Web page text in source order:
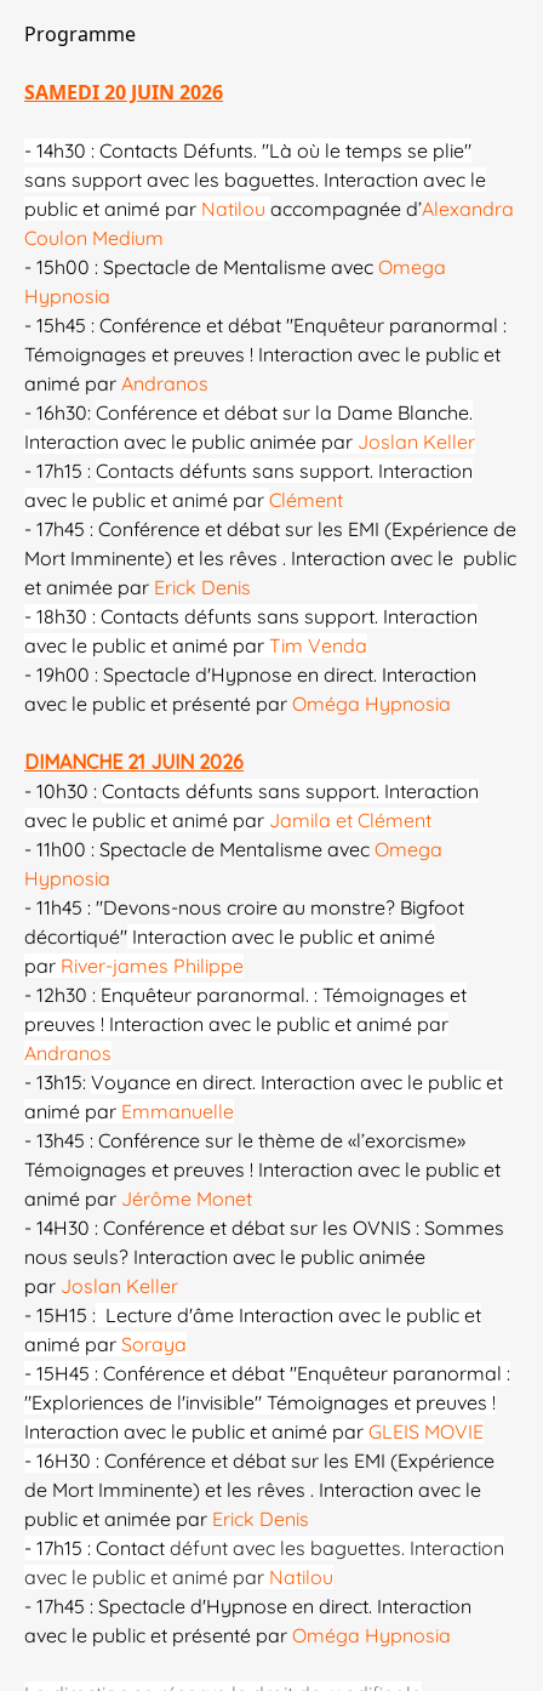
Programme
SAMEDI 20 JUIN 2026
- 14h30 : Contacts Défunts. "Là où le temps se plie"
sans support avec les baguettes. Interaction avec le
public et animé par Natilou accompagnée d’Alexandra
Coulon Medium
- 15h00 : Spectacle de Mentalisme avec Omega
Hypnosia
- 15h45 : Conférence et débat "Enquêteur paranormal :
Témoignages et preuves ! Interaction avec le public et
animé par Andranos
- 16h30: Conférence et débat sur la Dame Blanche.
Interaction avec le public animée par Joslan Keller
- 17h15 : Contacts défunts sans support. Interaction
avec le public et animé par Clément
- 17h45 : Conférence et débat sur les EMI (Expérience de
Mort Imminente) et les rêves . Interaction avec le public
et animée par Erick Denis
- 18h30 : Contacts défunts sans support. Interaction
avec le public et animé par Tim Venda
- 19h00 : Spectacle d'Hypnose en direct. Interaction
avec le public et présenté par Oméga Hypnosia
DIMANCHE 21 JUIN 2026
- 10h30 : Contacts défunts sans support. Interaction
avec le public et animé par Jamila et Clément
- 11h00 : Spectacle de Mentalisme avec Omega
Hypnosia
- 11h45 : "Devons-nous croire au monstre? Bigfoot
décortiqué" Interaction avec le public et animé
par River-james Philippe
- 12h30 : Enquêteur paranormal. : Témoignages et
preuves ! Interaction avec le public et animé par
Andranos
- 13h15: Voyance en direct. Interaction avec le public et
animé par Emmanuelle
- 13h45 : Conférence sur le thème de «l’exorcisme»
Témoignages et preuves ! Interaction avec le public et
animé par Jérôme Monet
- 14H30 : Conférence et débat sur les OVNIS : Sommes
nous seuls? Interaction avec le public animée
par Joslan Keller
- 15H15 : Lecture d'âme Interaction avec le public et
animé par Soraya
- 15H45 : Conférence et débat "Enquêteur paranormal :
"Exploriences de l'invisible" Témoignages et preuves !
Interaction avec le public et animé par GLEIS MOVIE
- 16H30 : Conférence et débat sur les EMI (Expérience
de Mort Imminente) et les rêves . Interaction avec le
public et animée par Erick Denis
- 17h15 : Contact défunt avec les baguettes. Interaction
avec le public et animé par Natilou
- 17h45 : Spectacle d'Hypnose en direct. Interaction
avec le public et présenté par Oméga Hypnosia